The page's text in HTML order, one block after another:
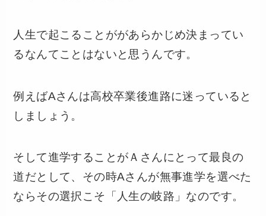
人生で起こることががあらかじめ決まってい
るなんてことはないと思うんです。
例えばAさんは高校卒業後進路に迷っていると
しましょう。
そして進学することがＡさんにとって最良の
道だとして、その時Aさんが無事進学を選べた
ならその選択こそ「人生の岐路」なのです。